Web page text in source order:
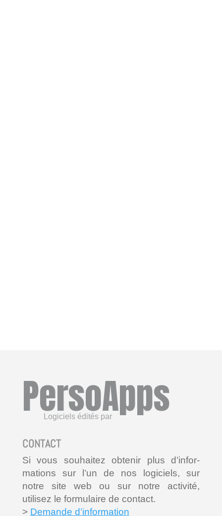
PersoApps
Logiciels édités par
CONTACT
Si vous souhaitez obtenir plus d’infor-
mations sur l’un de nos logiciels, sur
notre site web ou sur notre activité,
utilisez le formulaire de contact.
> Demande d’information